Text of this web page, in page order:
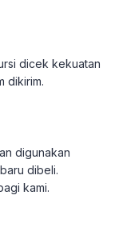
dicek kekuatan
dikirim.
digunakan
dibeli.
kami.